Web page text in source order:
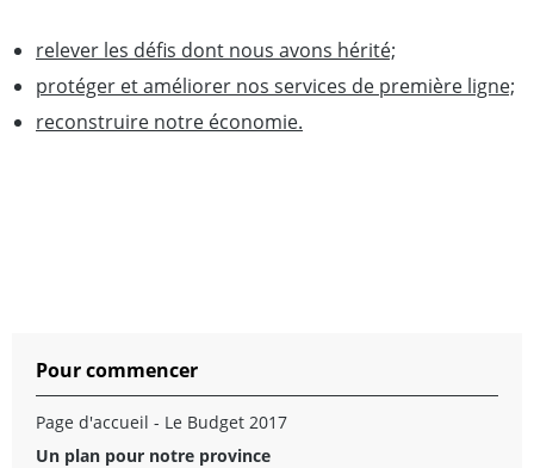
relever les défis dont nous avons hérité;
protéger et améliorer nos services de première ligne;
reconstruire notre économie.
Pour commencer
Page d'accueil - Le Budget 2017
Un plan pour notre province